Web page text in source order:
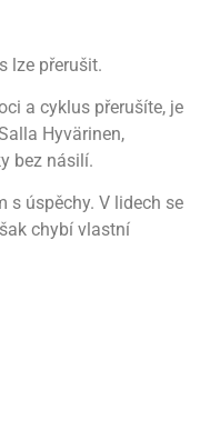
lze přerušit.
a cyklus přerušíte, je
Hyvärinen,
bez násilí.
s úspěchy. V lidech se
chybí vlastní